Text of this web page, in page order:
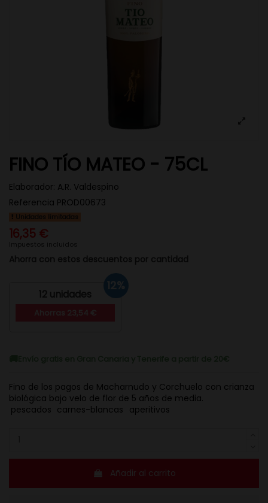
FINO TÍO MATEO - 75CL
Elaborador: A.R. Valdespino
Referencia PROD00673
Unidades limitadas
16,35 €
Impuestos incluidos
Ahorra con estos descuentos por cantidad
12 unidades
12%
Fino de los pagos de Macharnudo y Corchuelo con crianza
biológica bajo velo de flor de 5 años de media.
pescados carnes-blancas aperitivos
Añadir al carrito